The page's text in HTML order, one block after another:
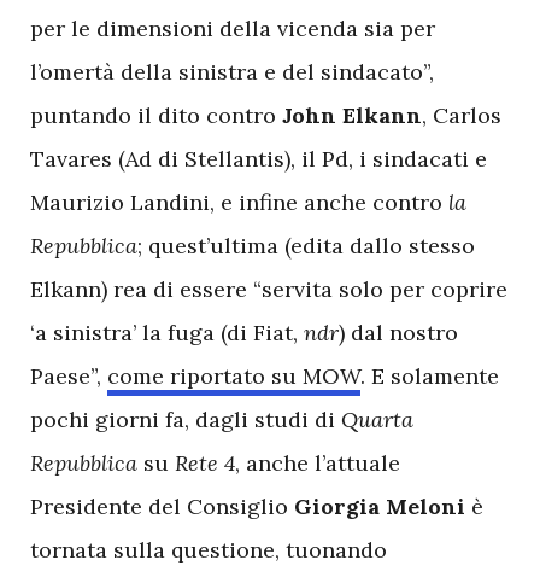
per le dimensioni della vicenda sia per
l’omertà della sinistra e del sindacato”,
puntando il dito contro John Elkann, Carlos
Tavares (Ad di Stellantis), il Pd, i sindacati e
Maurizio Landini, e infine anche contro la
Repubblica; quest’ultima (edita dallo stesso
Elkann) rea di essere “servita solo per coprire
‘a sinistra’ la fuga (di Fiat, ndr) dal nostro
Paese”, come riportato su MOW. E solamente
pochi giorni fa, dagli studi di Quarta
Repubblica su Rete 4, anche l’attuale
Presidente del Consiglio Giorgia Meloni è
tornata sulla questione, tuonando